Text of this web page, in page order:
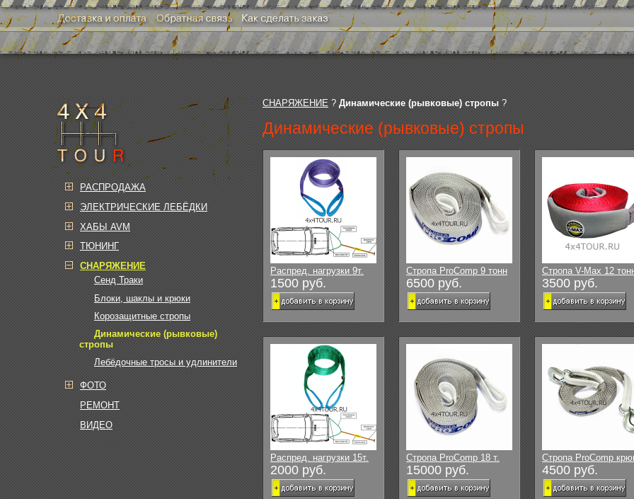
РАСПРОДАЖА
ЭЛЕКТРИЧЕСКИЕ ЛЕБЁДКИ
ХАБЫ AVM
ТЮНИНГ
СНАРЯЖЕНИЕ
Сенд Траки
Блоки, шаклы и крюки
Корозащитные стропы
Динамические (рывковые)
стропы
Лебёдочные тросы и удлинители
ФОТО
РЕМОНТ
ВИДЕО
СНАРЯЖЕНИЕ ? Динамические (рывковые) стропы ?
Динамические (рывковые) стропы
Распред. нагрузки 9т.
1500 руб.
Стропа ProComp 9 тонн
6500 руб.
Стропа V-Max 12
3500 руб.
Распред. нагрузки 15т.
2000 руб.
Стропа ProComp 18 т.
15000 руб.
Стропа ProComp
4500 руб.